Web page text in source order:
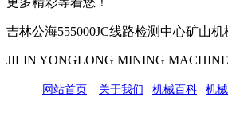
吉林公海555000JC线路检测中心矿山机
JILIN YONGLONG MINING
网站首页 关于我们 机械百科 机